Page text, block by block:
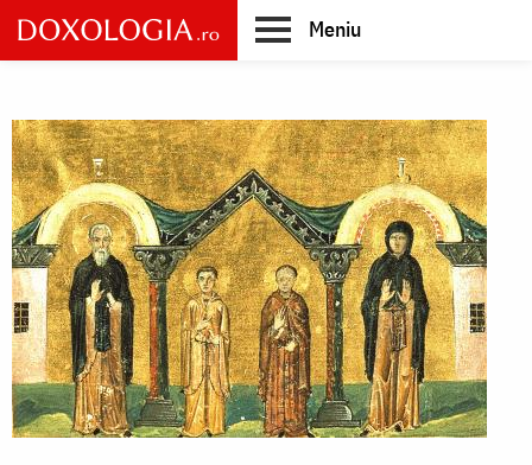
Skip
to
main
Meniu